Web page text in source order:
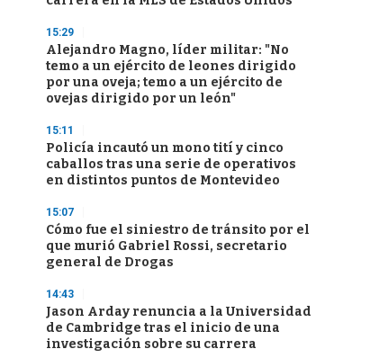
15:29
Alejandro Magno, líder militar: "No
temo a un ejército de leones dirigido
por una oveja; temo a un ejército de
ovejas dirigido por un león"
15:11
Policía incautó un mono tití y cinco
caballos tras una serie de operativos
en distintos puntos de Montevideo
15:07
Cómo fue el siniestro de tránsito por el
que murió Gabriel Rossi, secretario
general de Drogas
14:43
Jason Arday renuncia a la Universidad
de Cambridge tras el inicio de una
investigación sobre su carrera